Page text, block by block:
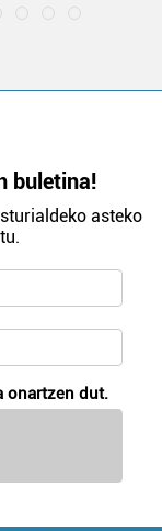
buletina!
asteko
onartzen dut.